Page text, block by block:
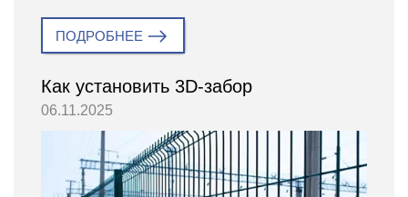
ПОДРОБНЕЕ
Как установить 3D-забор
06.11.2025